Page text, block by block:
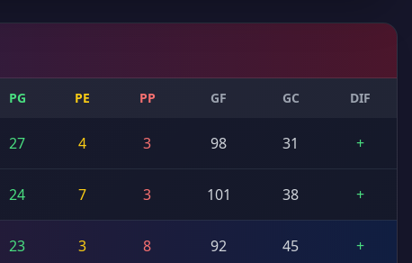
PG PE PP GF GC DIF
27 4 3 98 31 +
24 7 3 101 38 +
23 3 8 92 45 +